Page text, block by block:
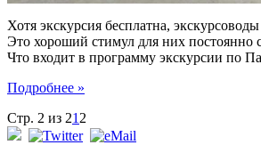
Хотя экскурсия бесплатна,
Это хороший стимул для них постоянно
Что входит в программу экскурсии по
Подробнее »
Стр. 2 из 21 2